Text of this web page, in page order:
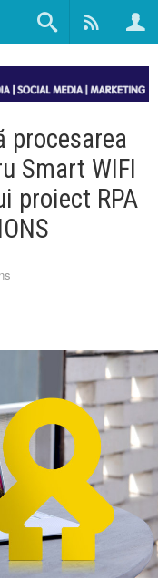
procesarea
Smart WIFI
proiect RPA